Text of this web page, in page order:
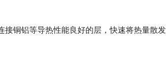
铜铝等导热性能良好的层，快速将热量散